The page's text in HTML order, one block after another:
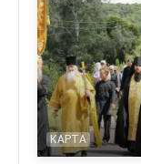
КАРТА